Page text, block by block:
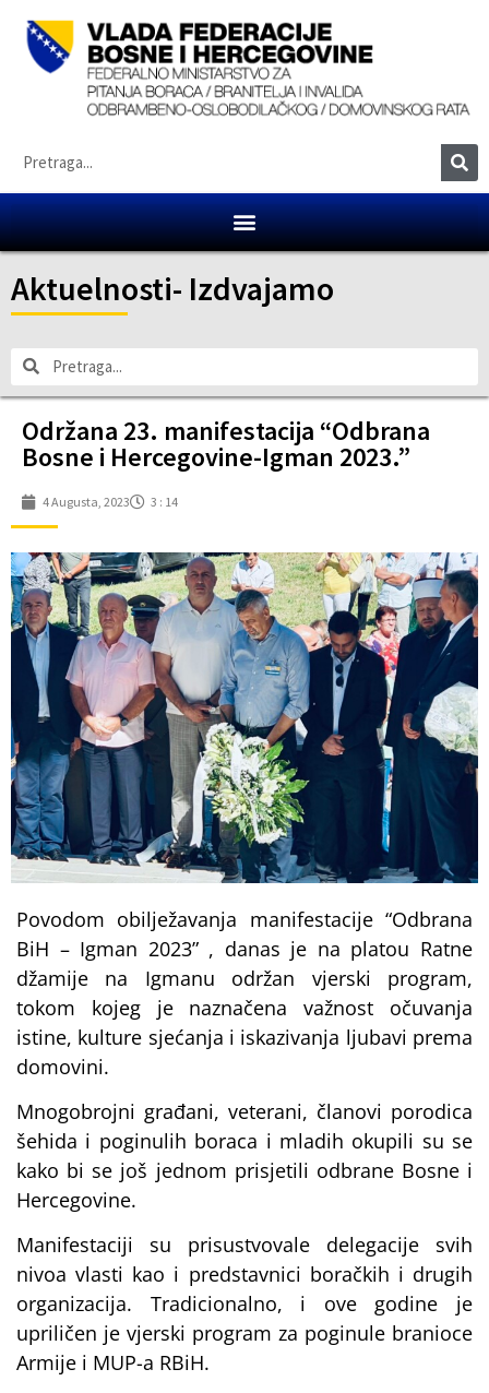
Aktuelnosti- Izdvajamo
Održana 23. manifestacija “Odbrana
Bosne i Hercegovine-Igman 2023.”
4 Augusta, 2023 3 : 14
Povodom obilježavanja manifestacije “Odbrana
BiH – Igman 2023” , danas je na platou Ratne
džamije na Igmanu održan vjerski program,
tokom kojeg je naznačena važnost očuvanja
istine, kulture sjećanja i iskazivanja ljubavi prema
domovini.
Mnogobrojni građani, veterani, članovi porodica
šehida i poginulih boraca i mladih okupili su se
kako bi se još jednom prisjetili odbrane Bosne i
Hercegovine.
Manifestaciji su prisustvovale delegacije svih
nivoa vlasti kao i predstavnici boračkih i drugih
organizacija. Tradicionalno, i ove godine je
upriličen je vjerski program za poginule branioce
Armije i MUP-a RBiH.